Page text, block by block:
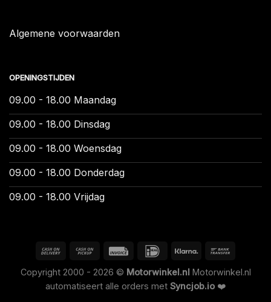
Algemene voorwaarden
OPENINGSTIJDEN
09.00 - 18.00 Maandag
09.00 - 18.00 Dinsdag
09.00 - 18.00 Woensdag
09.00 - 18.00 Donderdag
09.00 - 18.00 Vrijdag
Copyright 2000 - 2026 © Motorwinkel.nl Motorwinkel.nl
automatiseert alle orders met Syncjob.io ❤️